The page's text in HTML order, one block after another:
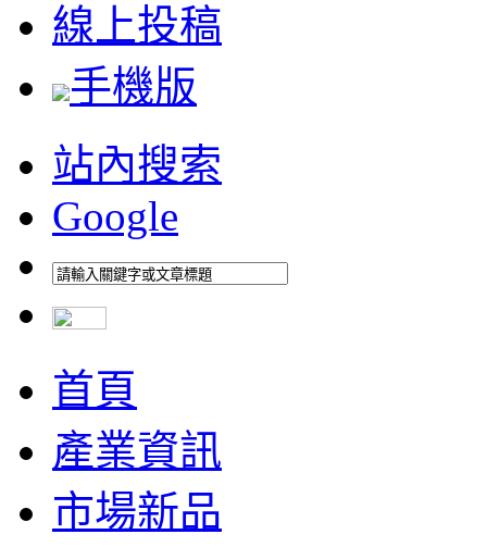
線上投稿
手機版
站內搜索
Google
首頁
產業資訊
市場新品